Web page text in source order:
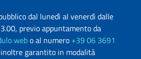
dal lunedì al venerdì dalle
previo appuntamento da
webo al numero +39 06 3691
garantito in modalità